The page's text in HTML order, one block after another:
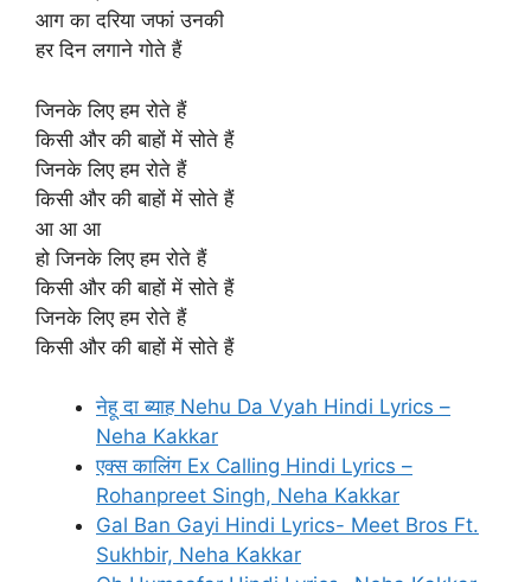
आग का दरिया जफां उनकी
हर दिन लगाने गोते हैं
जिनके लिए हम रोते हैं
किसी और की बाहों में सोते हैं
जिनके लिए हम रोते हैं
किसी और की बाहों में सोते हैं
आ आ आ
हो जिनके लिए हम रोते हैं
किसी और की बाहों में सोते हैं
जिनके लिए हम रोते हैं
किसी और की बाहों में सोते हैं
नेहू दा ब्याह Nehu Da Vyah Hindi Lyrics –
Neha Kakkar
एक्स कालिंग Ex Calling Hindi Lyrics –
Rohanpreet Singh, Neha Kakkar
Gal Ban Gayi Hindi Lyrics- Meet Bros Ft.
Sukhbir, Neha Kakkar